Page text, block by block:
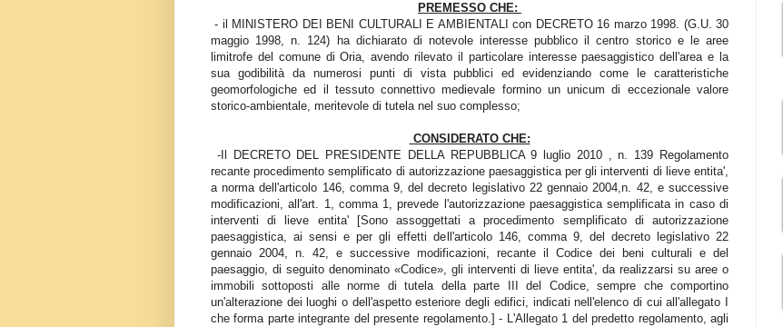
PREMESSO CHE:
- il MINISTERO DEI BENI CULTURALI E AMBIENTALI con DECRETO 16 marzo 1998. (G.U. 30
maggio 1998, n. 124) ha dichiarato di notevole interesse pubblico il centro storico e le aree
limitrofe del comune di Oria, avendo rilevato il particolare interesse paesaggistico dell'area e la
sua godibilità da numerosi punti di vista pubblici ed evidenziando come le caratteristiche
geomorfologiche ed il tessuto connettivo medievale formino un unicum di eccezionale valore
storico-ambientale, meritevole di tutela nel suo complesso;
CONSIDERATO CHE:
-Il DECRETO DEL PRESIDENTE DELLA REPUBBLICA 9 luglio 2010 , n. 139 Regolamento
recante procedimento semplificato di autorizzazione paesaggistica per gli interventi di lieve entita',
a norma dell'articolo 146, comma 9, del decreto legislativo 22 gennaio 2004,n. 42, e successive
modificazioni, all'art. 1, comma 1, prevede l'autorizzazione paesaggistica semplificata in caso di
interventi di lieve entita' [Sono assoggettati a procedimento semplificato di autorizzazione
paesaggistica, ai sensi e per gli effetti dell'articolo 146, comma 9, del decreto legislativo 22
gennaio 2004, n. 42, e successive modificazioni, recante il Codice dei beni culturali e del
paesaggio, di seguito denominato «Codice», gli interventi di lieve entita', da realizzarsi su aree o
immobili sottoposti alle norme di tutela della parte III del Codice, sempre che comportino
un'alterazione dei luoghi o dell'aspetto esteriore degli edifici, indicati nell'elenco di cui all'allegato I
che forma parte integrante del presente regolamento.] - L'Allegato 1 del predetto regolamento, agli